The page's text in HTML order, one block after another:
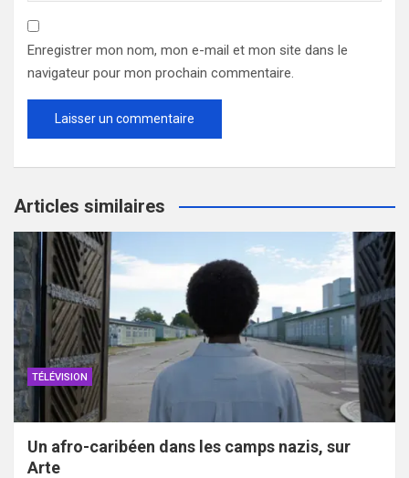
Enregistrer mon nom, mon e-mail et mon site dans le
navigateur pour mon prochain commentaire.
Articles similaires
TÉLÉVISION
Un afro-caribéen dans les camps nazis, sur
Arte